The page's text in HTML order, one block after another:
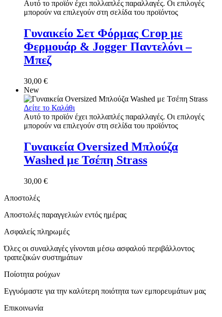
Αυτό το προϊόν έχει πολλαπλές παραλλαγές. Οι επιλογές
μπορούν να επιλεγούν στη σελίδα του προϊόντος
Γυναικείο Σετ Φόρμας Crop με
Φερμουάρ & Jogger Παντελόνι –
Μπεζ
30,00 €
New
Δείτε το Καλάθι
Αυτό το προϊόν έχει πολλαπλές παραλλαγές. Οι επιλογές
μπορούν να επιλεγούν στη σελίδα του προϊόντος
Γυναικεία Oversized Μπλούζα
Washed με Τσέπη Strass
30,00 €
Αποστολές
Αποστολές παραγγελιών εντός ημέρας
Ασφαλείς πληρωμές
Όλες οι συναλλαγές γίνονται μέσω ασφαλού περιβάλλοντος
τραπεζικών συστημάτων
Ποίοτητα ρούχων
Εγγυόμαστε για την καλύτερη ποιότητα των εμπορευμάτων μας
Επικοινωνία